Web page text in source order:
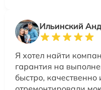
Ильинский
Я хотел найти
гарантия на
быстро, качественно